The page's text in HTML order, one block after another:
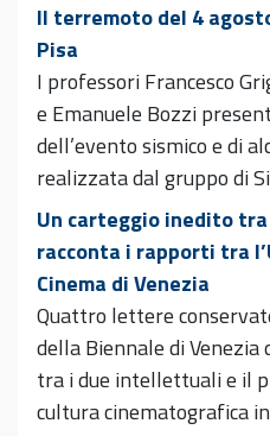
Il terremoto del 4
Pisa
I professori Francesco
e Emanuele Bozzi
dell’evento sismico e di
realizzata dal gruppo di
Un carteggio inedito
racconta i rapporti tra
Cinema di Venezia
Quattro lettere
della Biennale di Venezia
tra i due intellettuali e il
cultura cinematografica